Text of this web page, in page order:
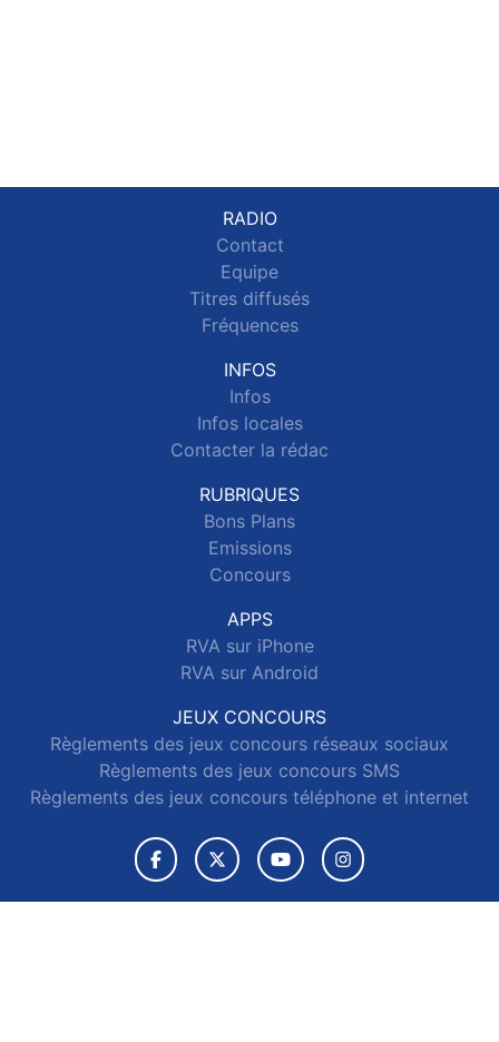
RADIO
Contact
Equipe
Titres diffusés
Fréquences
INFOS
Infos
Infos locales
Contacter la rédac
RUBRIQUES
Bons Plans
Emissions
Concours
APPS
RVA sur iPhone
RVA sur Android
JEUX CONCOURS
Règlements des jeux concours réseaux sociaux
Règlements des jeux concours SMS
Règlements des jeux concours téléphone et internet